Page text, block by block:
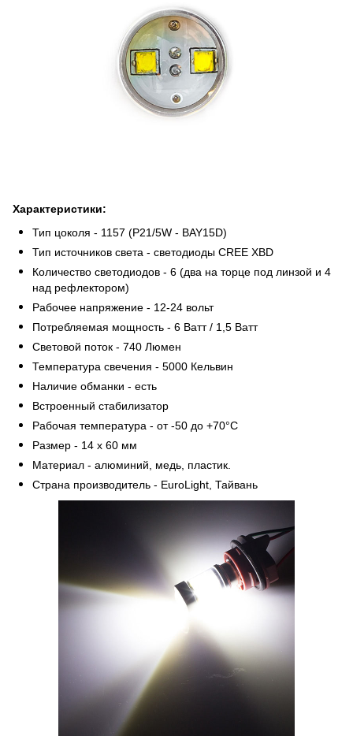
Характеристики:
Тип цоколя - 1157 (P21/5W - BAY15D)
Тип источников света - светодиоды CREE XBD
Количество светодиодов - 6 (два на торце под линзой и 4
над рефлектором)
Рабочее напряжение - 12-24 вольт
Потребляемая мощность - 6 Ватт / 1,5 Ватт
Световой поток - 740 Люмен
Температура свечения - 5000 Кельвин
Наличие обманки - есть
Встроенный стабилизатор
Рабочая температура - от -50 до +70°С
Размер - 14 х 60 мм
Материал - алюминий, медь, пластик.
Страна производитель - EuroLight, Тайвань